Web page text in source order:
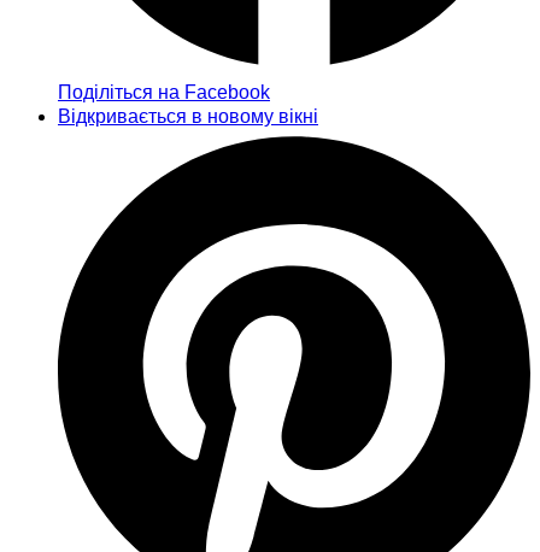
Поділіться на Facebook
Відкривається в новому вікні